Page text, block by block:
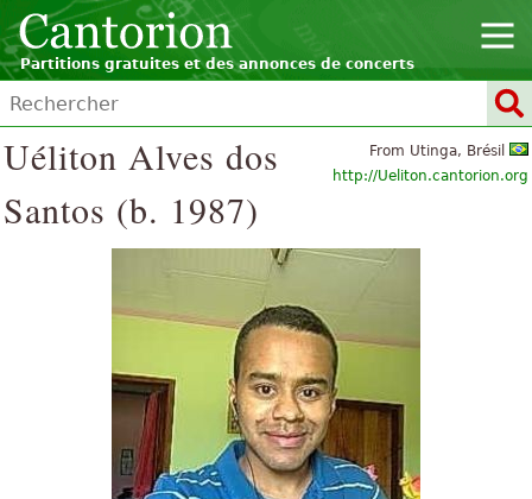
Partitions gratuites et des annonces de concerts
From Utinga, Brésil
http://Ueliton.cantorion.org
Uéliton Alves dos
Santos (b. 1987)